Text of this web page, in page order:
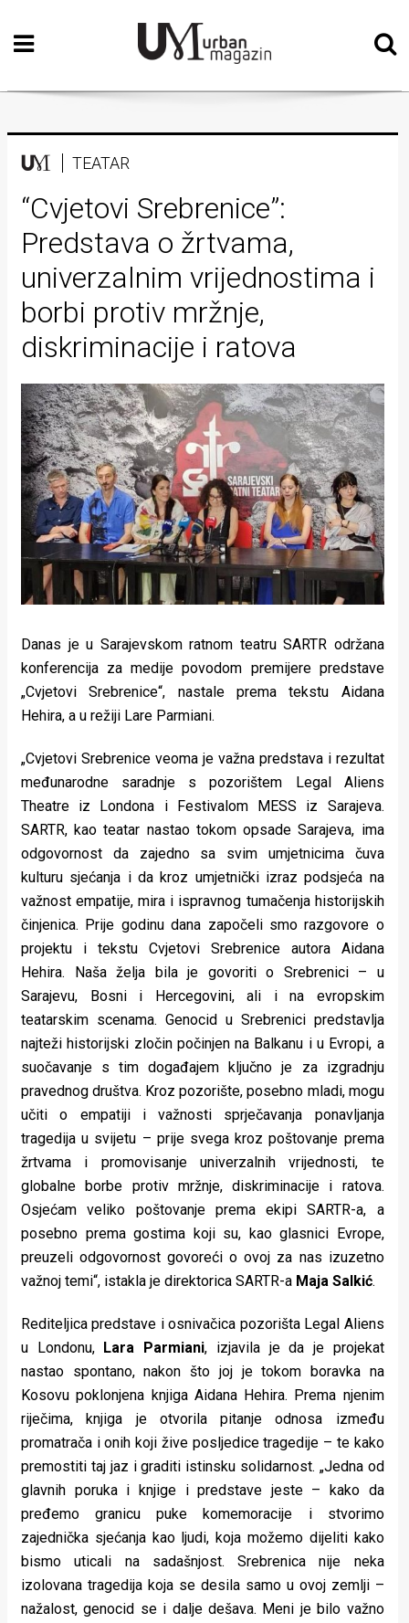
Početna
Vizualne
Teatar
Književnost
Muzika
Film
Intervju
Kolumne
Kultura
Lifestyle
Beauty
Fashion
Zdravlje
Za
stolom
Život
pokretu
Ideje
koje
rade
Urban
Places
Aktivizam
Aktuelnosti
Promo
About
Urban
Magazin
TEATAR
“Cvjetovi Srebrenice”:
Predstava o žrtvama,
univerzalnim vrijednostima i
borbi protiv mržnje,
diskriminacije i ratova
Danas je u Sarajevskom ratnom teatru SARTR održana
konferencija za medije povodom premijere predstave
„Cvjetovi Srebrenice“, nastale prema tekstu Aidana
Hehira, a u režiji Lare Parmiani.
„Cvjetovi Srebrenice veoma je važna predstava i rezultat
međunarodne saradnje s pozorištem Legal Aliens
Theatre iz Londona i Festivalom MESS iz Sarajeva.
SARTR, kao teatar nastao tokom opsade Sarajeva, ima
odgovornost da zajedno sa svim umjetnicima čuva
kulturu sjećanja i da kroz umjetnički izraz podsjeća na
važnost empatije, mira i ispravnog tumačenja historijskih
činjenica. Prije godinu dana započeli smo razgovore o
projektu i tekstu Cvjetovi Srebrenice autora Aidana
Hehira. Naša želja bila je govoriti o Srebrenici – u
Sarajevu, Bosni i Hercegovini, ali i na evropskim
teatarskim scenama. Genocid u Srebrenici predstavlja
najteži historijski zločin počinjen na Balkanu i u Evropi, a
suočavanje s tim događajem ključno je za izgradnju
pravednog društva. Kroz pozorište, posebno mladi, mogu
učiti o empatiji i važnosti sprječavanja ponavljanja
tragedija u svijetu – prije svega kroz poštovanje prema
žrtvama i promovisanje univerzalnih vrijednosti, te
globalne borbe protiv mržnje, diskriminacije i ratova.
Osjećam veliko poštovanje prema ekipi SARTR-a, a
posebno prema gostima koji su, kao glasnici Evrope,
preuzeli odgovornost govoreći o ovoj za nas izuzetno
važnoj temi“, istakla je direktorica SARTR-a Maja Salkić.
Rediteljica predstave i osnivačica pozorišta Legal Aliens
u Londonu,
Lara Parmiani, izjavila je da je projekat
nastao spontano, nakon što joj je tokom boravka na
Kosovu poklonjena knjiga Aidana Hehira. Prema njenim
riječima, knjiga je otvorila pitanje odnosa između
promatrača i onih koji žive posljedice tragedije – te kako
premostiti taj jaz i graditi istinsku solidarnost. „Jedna od
glavnih poruka i knjige i predstave jeste – kako da
pređemo granicu puke komemoracije i stvorimo
zajednička sjećanja kao ljudi, koja možemo dijeliti kako
bismo uticali na sadašnjost. Srebrenica nije neka
izolovana tragedija koja se desila samo u ovoj zemlji –
nažalost, genocid se i dalje dešava. Meni je bilo važno